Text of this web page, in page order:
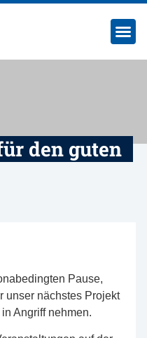
den guten
Pause,
unser nächstes Projekt
Angriff nehmen.